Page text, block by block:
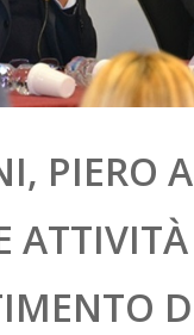
PIERO